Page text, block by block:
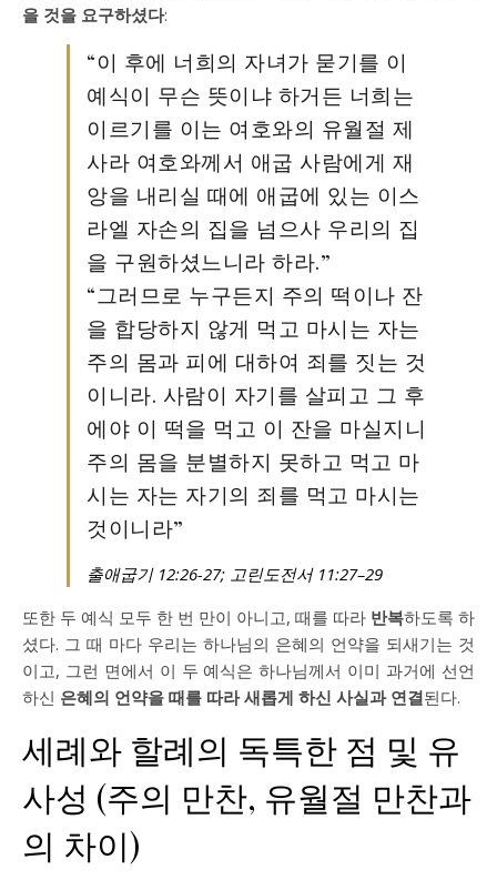
을 것을 요구하셨다:
“이 후에 너희의 자녀가 묻기를 이
예식이 무슨 뜻이냐 하거든 너희는
이르기를 이는 여호와의 유월절 제
사라 여호와께서 애굽 사람에게 재
앙을 내리실 때에 애굽에 있는 이스
라엘 자손의 집을 넘으사 우리의 집
을 구원하셨느니라 하라.”
“그러므로 누구든지 주의 떡이나 잔
을 합당하지 않게 먹고 마시는 자는
주의 몸과 피에 대하여 죄를 짓는 것
이니라. 사람이 자기를 살피고 그 후
에야 이 떡을 먹고 이 잔을 마실지니
주의 몸을 분별하지 못하고 먹고 마
시는 자는 자기의 죄를 먹고 마시는
것이니라”
출애굽기 12:26-27; 고린도전서 11:27–29
또한 두 예식 모두 한 번 만이 아니고, 때를 따라 반복하도록 하
셨다. 그 때 마다 우리는 하나님의 은혜의 언약을 되새기는 것
이고, 그런 면에서 이 두 예식은 하나님께서 이미 과거에 선언
하신 은혜의 언약을 때를 따라 새롭게 하신 사실과 연결된다.
세례와 할례의 독특한 점 및 유
사성 (주의 만찬, 유월절 만찬과
의 차이)